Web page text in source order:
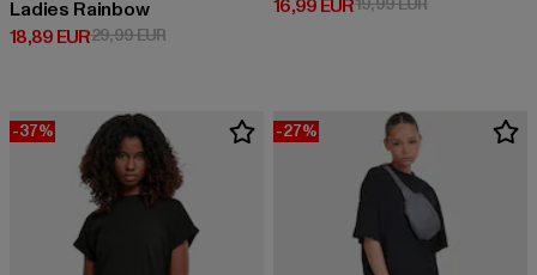
Ladies Rainbow
18,89 EUR
Derzeitiger Preis: 18,89 EUR
29,99 EURAktionspreis: 29,99 EUR
16,99 EUR
-37% -27%